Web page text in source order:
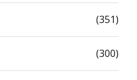
(351)
(300)